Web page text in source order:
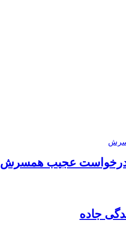
و درخواست عجیب همسرش
جاده